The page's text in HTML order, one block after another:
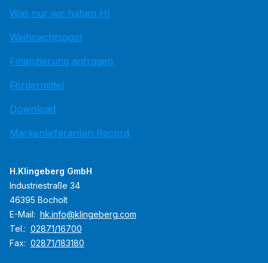
Was nur wir haben HI
Weihnachtspost
Finanzierung anfragen
Fördermittel
Download
Markenlieferanten Record
H.Klingeberg GmbH
Industriestraße 34
46395 Bocholt
E-Mail: hk.info@klingeberg.com
Tel.: 02871/16700
Fax: 02871/183180